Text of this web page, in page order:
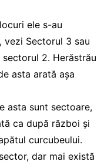
ele s-au
Sectorul 3 sau
2. Herăstrău
asta arată așa
asta sunt sectoare,
ca după război și
curcubeului.
dar mai există